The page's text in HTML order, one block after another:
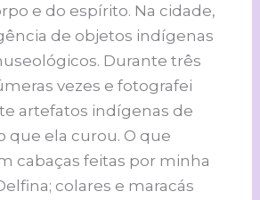
e do espírito. Na cidade,
de objetos indígenas
Durante três
vezes e fotografei
artefatos indígenas de
que ela curou. O que
cabaças feitas por minha
colares e maracás